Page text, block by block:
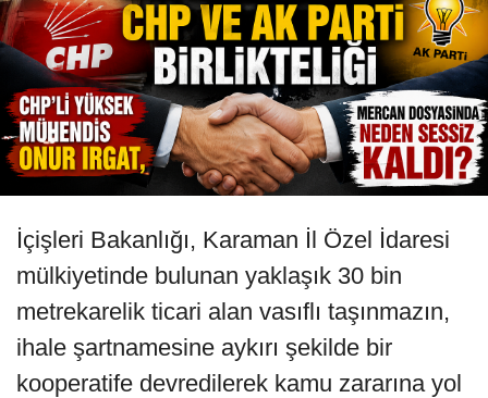
İçişleri Bakanlığı, Karaman İl Özel İdaresi
mülkiyetinde bulunan yaklaşık 30 bin
metrekarelik ticari alan vasıflı taşınmazın,
ihale şartnamesine aykırı şekilde bir
kooperatife devredilerek kamu zararına yol